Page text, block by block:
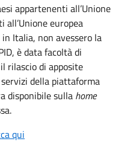
appartenenti all’Unione
all’Unione europea
Italia, non avessero la
è data facoltà di
rilascio di apposite
della piattaforma
disponibile sulla home
qui